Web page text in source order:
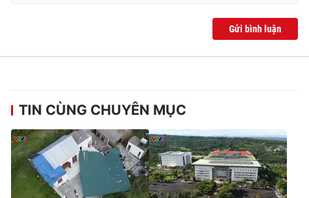
Gửi bình luận
TIN CÙNG CHUYÊN MỤC